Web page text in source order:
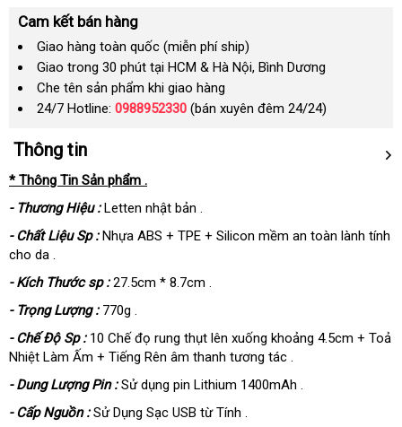
Cam kết bán hàng
Giao hàng toàn quốc (miễn phí ship)
Giao trong 30 phút tại HCM & Hà Nội, Bình Dương
Che tên sản phẩm khi giao hàng
24/7 Hotline: 0988952330 (bán xuyên đêm 24/24)
Thông tin
* Thông Tin Sản phẩm .
- Thương Hiệu :Letten nhật bản .
- Chất Liệu Sp :Nhựa ABS + TPE + Silicon mềm an toàn lành tính
cho da .
- Kích Thước sp :27.5cm * 8.7cm .
- Trọng Lượng :770g .
- Chế Độ Sp : 10 Chế đọ rung thụt lên xuống khoảng 4.5cm + Toả
Nhiệt Làm Ấm + Tiếng Rên âm thanh tương tác .
- Dung Lượng Pin :Sử dụng pin Lithium 1400mAh .
- Cấp Nguồn :Sử Dụng Sạc USB từ Tính .